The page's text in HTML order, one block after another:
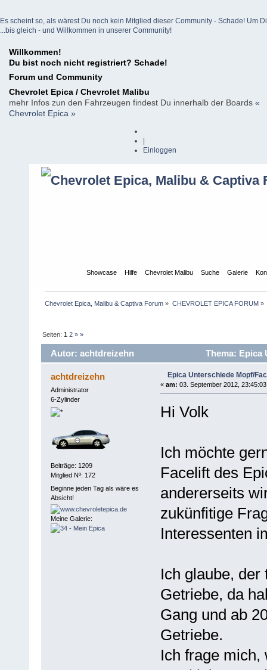
Es scheint so, als wärest Du noch kein Mitglied dieser Community - Schade! Um
...bis gleich - und Willkommen in unserer Community!
Willkommen!
Du bist noch nicht registriert? Schade!
Forum und Community
Chevrolet Epica / Chevrolet Malibu
mehr Infos zun den Fahrzeugen findest Du innerhalb der Boards «
Chevrolet Epica »
Einloggen
Showcase Hilfe Chevrolet Malibu Suche Galerie
Chevrolet Epica, Malibu & Captiva Forum » CHEVROLET EPICA FORUM»
Seiten:1 2 » »
Autor: achtdreizehn Thema: Epica
achtdreizehn
Administrator
6-Zylinder
Beiträge: 1209
Mitglied Nº: 172
Beginne jeden Tag als wäre es
Absicht!
Meine Galerie:
Epica Unterschiede Mopf/
« am: 03. September 2012,
Hi Volk
Ich möchte
Facelift des
andererseits
zukünfitige
Interessenten
Ich glaube,
Getriebe, da
Gang und ab
Getriebe.
Ich frage mich,